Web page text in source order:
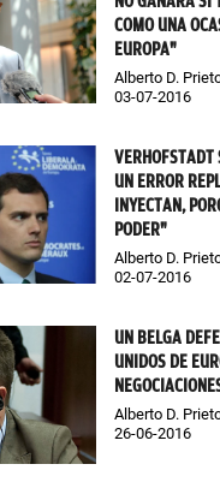
COMO UNA
EUROPA"
Alberto D.
03-07-2016
VERHOFSTADT
UN ERROR
INYECTAN,
PODER"
Alberto D.
02-07-2016
UN BELGA
UNIDOS DE
Alberto D.
26-06-2016